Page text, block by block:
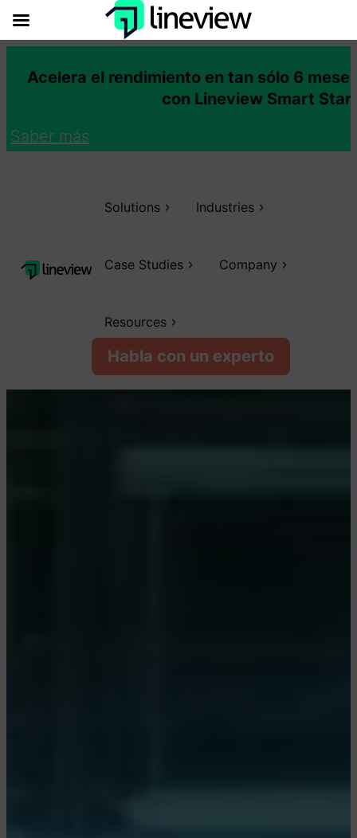
Acelera el rendimiento en tan sólo 6
con Lineview Smart
Saber más
Solutions Industries
Case Studies Company
Resources
Habla con un experto